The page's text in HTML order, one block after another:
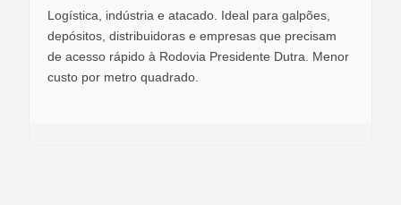
Logística, indústria e atacado. Ideal para galpões,
depósitos, distribuidoras e empresas que precisam
de acesso rápido à Rodovia Presidente Dutra. Menor
custo por metro quadrado.